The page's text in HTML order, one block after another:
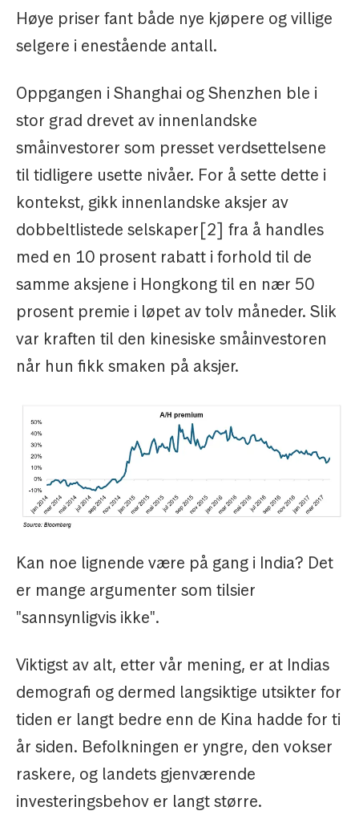
Høye priser fant både nye kjøpere og villige
selgere i enestående antall.
Oppgangen i Shanghai og Shenzhen ble i
stor grad drevet av innenlandske
småinvestorer som presset verdsettelsene
til tidligere usette nivåer. For å sette dette i
kontekst, gikk innenlandske aksjer av
dobbeltlistede selskaper[2] fra å handles
med en 10 prosent rabatt i forhold til de
samme aksjene i Hongkong til en nær 50
prosent premie i løpet av tolv måneder. Slik
var kraften til den kinesiske småinvestoren
når hun fikk smaken på aksjer.
Kan noe lignende være på gang i India? Det
er mange argumenter som tilsier
"sannsynligvis ikke".
Viktigst av alt, etter vår mening, er at Indias
demografi og dermed langsiktige utsikter for
tiden er langt bedre enn de Kina hadde for ti
år siden. Befolkningen er yngre, den vokser
raskere, og landets gjenværende
investeringsbehov er langt større.